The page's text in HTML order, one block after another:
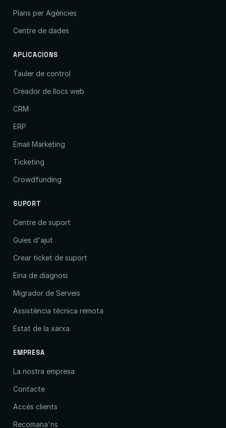
Plans per Agències
Centre de dades
APLICACIONS
Tauler de control
Creador de llocs web
CRM
ERP
Email Marketing
Ticketing
Crowdfunding
SUPORT
Centre de suport
Guies d'ajut
Crear ticket de suport
Eina de diagnosi
Migrador de Serveis
Assistència tècnica remota
Estat de la xarxa
EMPRESA
La nostra empresa
Contacte
Accés clients
Recomana'ns